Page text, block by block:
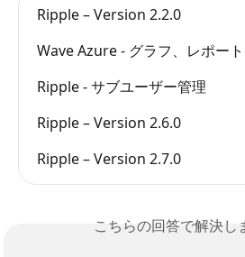
Ripple – Version 2.2.0
Wave Azure - グラフ、レポー
Ripple - サブユーザー管理
Ripple – Version 2.6.0
Ripple – Version 2.7.0
こちらの回答で解決し